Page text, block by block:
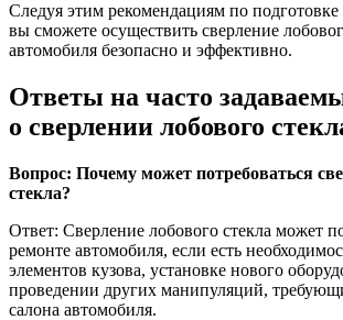
Следуя этим рекомендациям по подготовке
вы сможете осуществить сверление
автомобиля безопасно и эффективно.
Ответы на часто
о сверлении лобового
Вопрос: Почему может потребоваться
стекла?
Ответ: Сверление лобового стекла может
ремонте автомобиля, если есть
элементов кузова, установке нового
проведении других манипуляций,
салона автомобиля.